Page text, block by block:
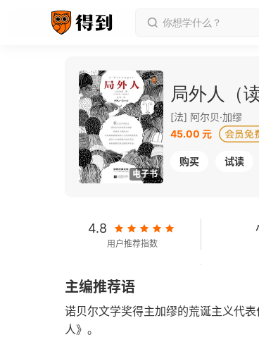
电子书
局外人（
[法] 阿尔贝·加缪
45.00 元
购买 试读
4.8
用户推荐指数
字数
主编推荐语
诺贝尔文学奖得主加缪的荒诞主义代
人》。